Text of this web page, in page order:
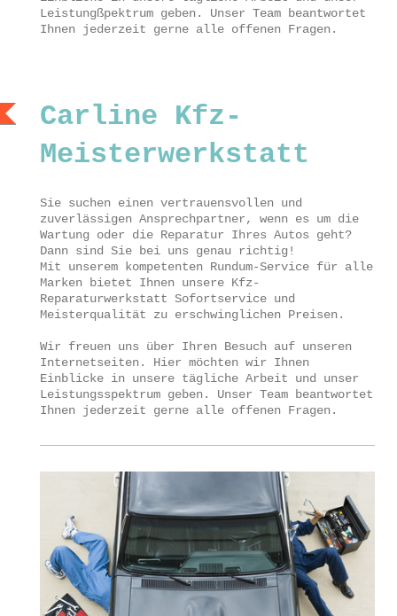
Leistungßpektrum geben. Unser Team beantwortet
Ihnen jederzeit gerne alle offenen Fragen.
Carline Kfz-
Meisterwerkstatt
Sie suchen einen vertrauensvollen und
zuverlässigen Ansprechpartner, wenn es um die
Wartung oder die Reparatur Ihres Autos geht?
Dann sind Sie bei uns genau richtig!
Mit unserem kompetenten Rundum-Service für alle
Marken bietet Ihnen unsere Kfz-
Reparaturwerkstatt Sofortservice und
Meisterqualität zu erschwinglichen Preisen.
Wir freuen uns über Ihren Besuch auf unseren
Internetseiten. Hier möchten wir Ihnen
Einblicke in unsere tägliche Arbeit und unser
Leistungsspektrum geben. Unser Team beantwortet
Ihnen jederzeit gerne alle offenen Fragen.